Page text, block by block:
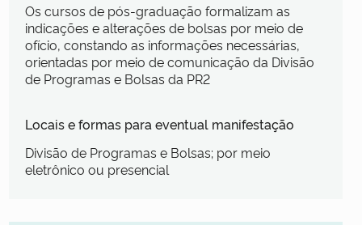
Os cursos de pós-graduação formalizam as
indicações e alterações de bolsas por meio de
ofício, constando as informações necessárias,
orientadas por meio de comunicação da Divisão
de Programas e Bolsas da PR2
Locais e formas para eventual manifestação
Divisão de Programas e Bolsas; por meio
eletrônico ou presencial